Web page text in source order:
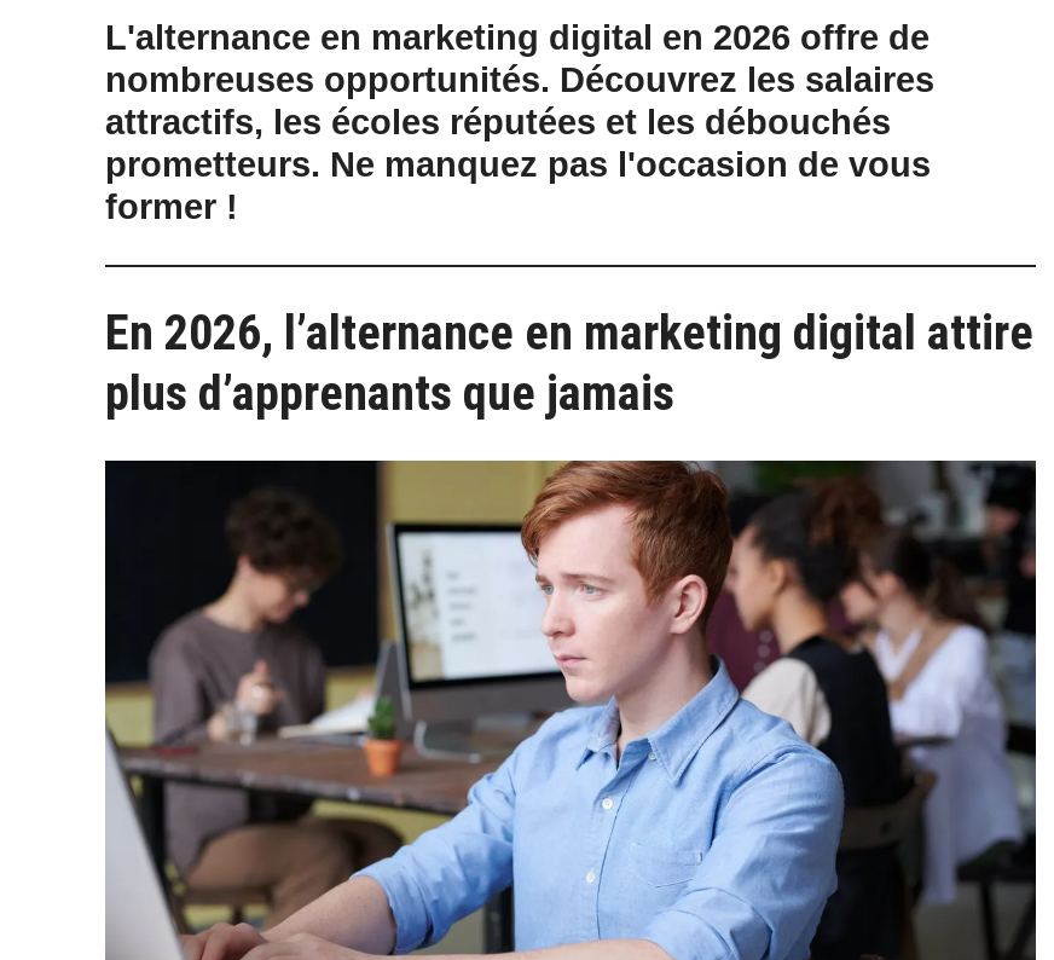
L'alternance en marketing digital en 2026 offre de
nombreuses opportunités. Découvrez les salaires
attractifs, les écoles réputées et les débouchés
prometteurs. Ne manquez pas l'occasion de vous
former !
En 2026, l’alternance en marketing digital attire
plus d’apprenants que jamais